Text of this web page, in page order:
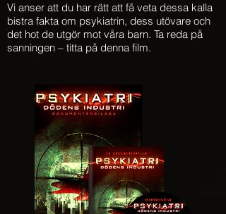
Vi anser att du har rätt att få veta dessa kalla
bistra fakta om psykiatrin, dess utövare och
det hot de utgör mot våra barn. Ta reda på
sanningen – titta på denna film.